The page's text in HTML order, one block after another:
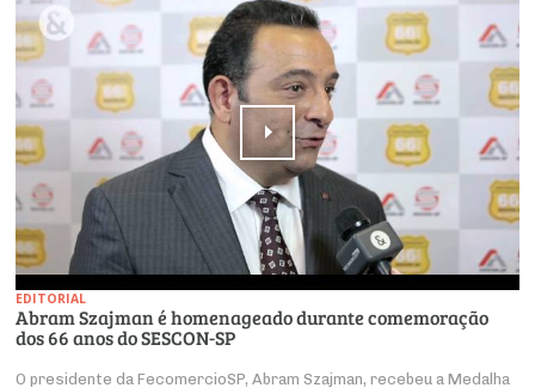
EDITORIAL
Abram Szajman é homenageado durante comemoração
dos 66 anos do SESCON-SP
O presidente da FecomercioSP, Abram Szajman, recebeu a Medalha